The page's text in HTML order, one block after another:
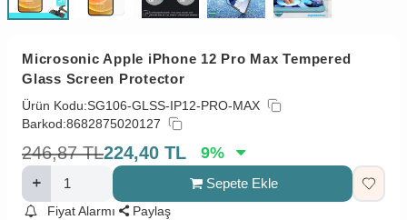
Microsonic Apple iPhone 12 Pro Max Tempered
Glass Screen Protector
Ürün Kodu:SG106-GLSS-IP12-PRO-MAX
Barkod:8682875020127
246,87 TL224,40 TL 9%
Sepete Ekle
Fiyat Alarmı
Paylaş